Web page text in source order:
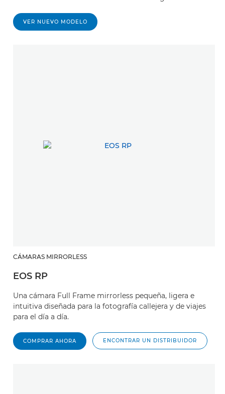
VER NUEVO MODELO
CÁMARAS MIRRORLESS
EOS RP
Una cámara Full Frame mirrorless pequeña, ligera e
intuitiva diseñada para la fotografía callejera y de viajes
para el día a día.
COMPRAR AHORA ENCONTRAR UN DISTRIBUIDOR